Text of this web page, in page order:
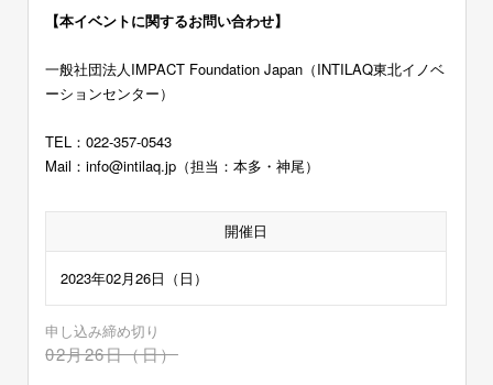
【本イベントに関するお問い合わせ】
一般社団法人IMPACT Foundation Japan（INTILAQ東北イノベ
ーションセンター）
TEL：022-357-0543
Mail：info@intilaq.jp（担当：本多・神尾）
開催日
2023年02月26日（日）
申し込み締め切り
02月26日（日）